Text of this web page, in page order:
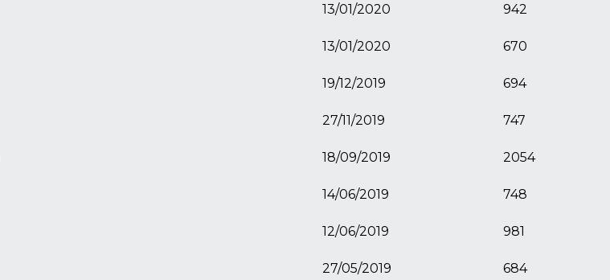
13/01/2020 942
13/01/2020 670
19/12/2019 694
27/11/2019 747
18/09/2019 2054
14/06/2019 748
12/06/2019 981
27/05/2019 684